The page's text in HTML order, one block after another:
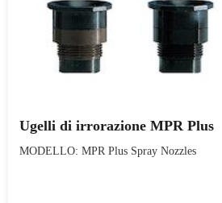
Ugelli di irrorazione MPR Plus
MODELLO: MPR Plus Spray Nozzles